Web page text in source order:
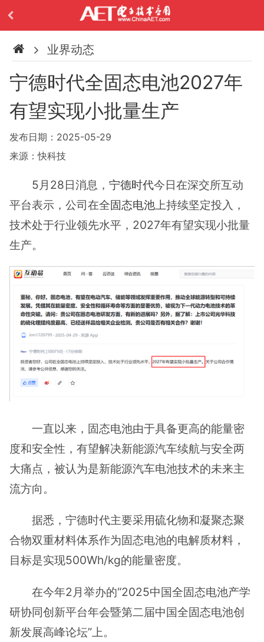
业界动态
宁德时代全固态电池2027年
有望实现小批量生产
发布日期：2025-05-29
来源：快科技
5月28日消息，宁德时代今日在深交所互动
平台表示，公司在全固态电池上持续坚定投入，
技术处于行业领先水平，2027年有望实现小批量
生产。
一直以来，固态电池由于具备更高的能量密
度和安全性，有望解决新能源汽车续航与安全两
大痛点，被认为是新能源汽车电池技术的未来主
流方向。
据悉，宁德时代主要采用硫化物和凝聚态聚
合物双重材料体系作为固态电池的电解质材料，
目标是实现500Wh/kg的能量密度。
在今年2月举办的“2025中国全固态电池产学
研协同创新平台年会暨第二届中国全固态电池创
新发展高峰论坛”上。